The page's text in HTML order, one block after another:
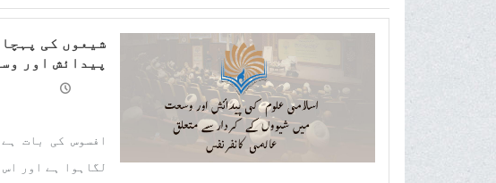
پیدائش اور
کانفرنس&#39;&#39; کی اہمیت کی وضاحت
افسوس کی بات
لگاہوا ہے اور